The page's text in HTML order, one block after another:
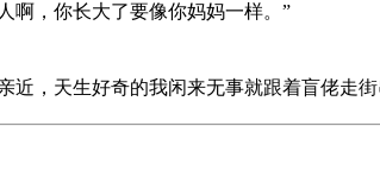
啊，你长大了要像你妈妈一样。”
近，天生好奇的我闲来无事就跟着盲佬走